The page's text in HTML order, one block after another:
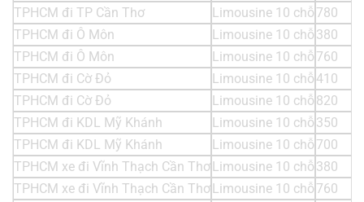
TPHCM đi TP Cần Thơ
Limousine 10 chỗ 780
TPHCM đi Ô Môn
Limousine 10 chỗ 380
TPHCM đi Ô Môn
Limousine 10 chỗ 760
TPHCM đi Cờ Đỏ
Limousine 10 chỗ410
TPHCM đi Cờ Đỏ
Limousine 10 chỗ 820
TPHCM đi KDL Mỹ Khánh
Limousine 10 chỗ 350
TPHCM đi KDL Mỹ Khánh
Limousine 10 chỗ 700
TPHCM xe đi Vĩnh Thạch Cần ThơLimousine 10 chỗ 380
TPHCM xe đi Vĩnh Thạch Cần ThơLimousine 10 chỗ 760